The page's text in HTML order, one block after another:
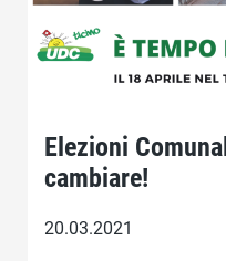
Elezioni
cambiare!
20.03.2021